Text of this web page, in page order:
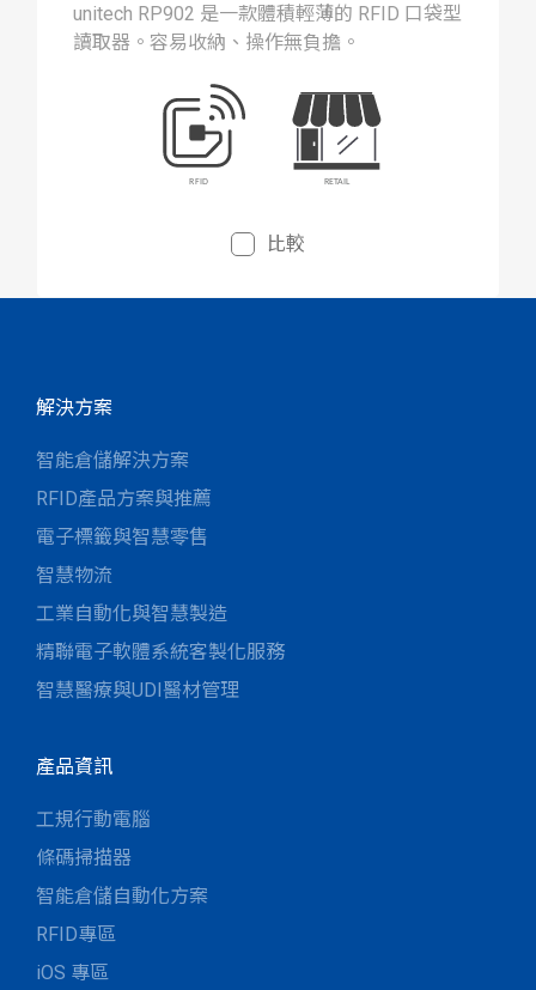
unitech RP902 是一款體積輕薄的 RFID 口袋型
讀取器。容易收納、操作無負擔。
比較
解決方案
智能倉儲解決方案
RFID產品方案與推薦
電子標籤與智慧零售
智慧物流
工業自動化與智慧製造
精聯電子軟體系統客製化服務
智慧醫療與UDI醫材管理
產品資訊
工規行動電腦
條碼掃描器
智能倉儲自動化方案
RFID專區
iOS 專區